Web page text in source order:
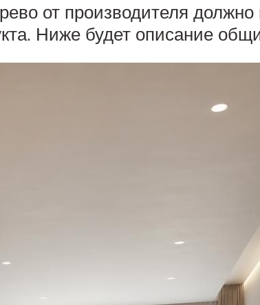
от производителя
Ниже будет описание